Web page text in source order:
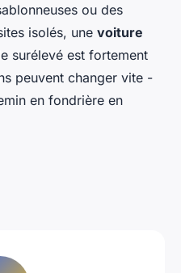
ou des
isolés, une voiture
surélevé est fortement
peuvent changer vite -
en fondrière en